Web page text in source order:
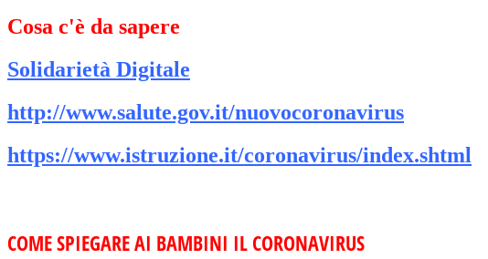
Cosa c'è da sapere
Solidarietà Digitale
http://www.salute.gov.it/nuovocoronavirus
https://www.istruzione.it/coronavirus/index.shtml
COME SPIEGARE AI BAMBINI IL CORONAVIRUS